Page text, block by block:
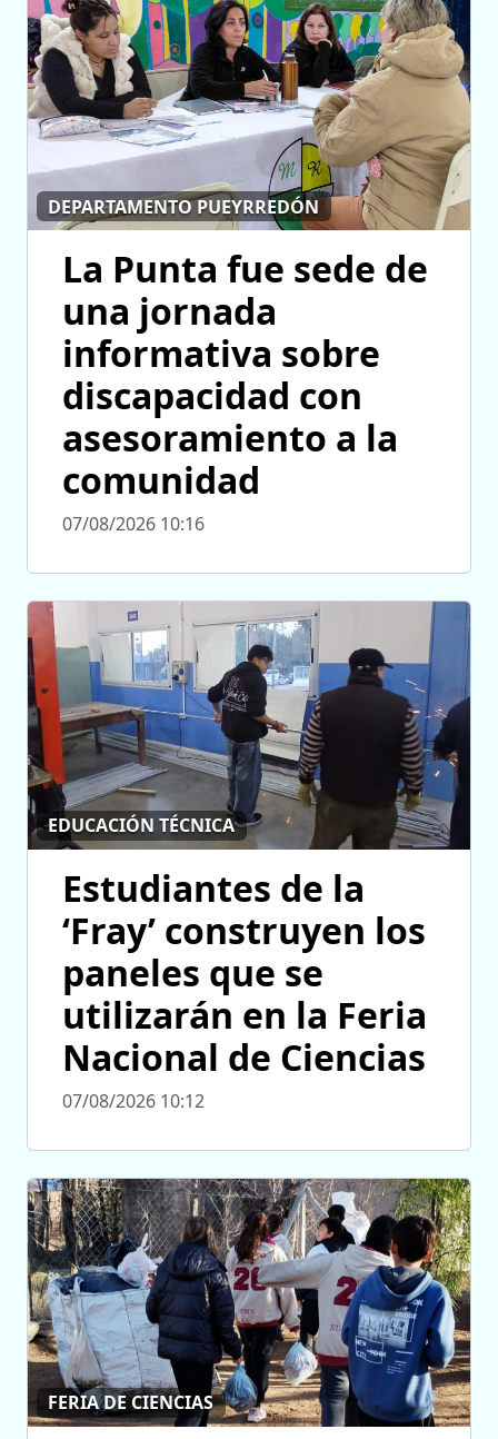
DEPARTAMENTO PUEYRREDÓN
La Punta fue sede de
una jornada
informativa sobre
discapacidad con
asesoramiento a la
comunidad
07/08/2026 10:16
EDUCACIÓN TÉCNICA
Estudiantes de la
‘Fray’ construyen los
paneles que se
utilizarán en la Feria
Nacional de Ciencias
07/08/2026 10:12
FERIA DE CIENCIAS